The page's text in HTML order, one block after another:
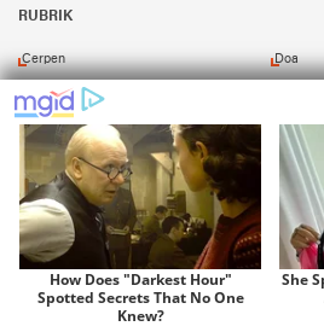
RUBRIK
Cerpen Doa
Dzikir
Khutbah Kitab
Murottal Opini
Puisi Resensi
Shalawat Tafsir
Redaksi